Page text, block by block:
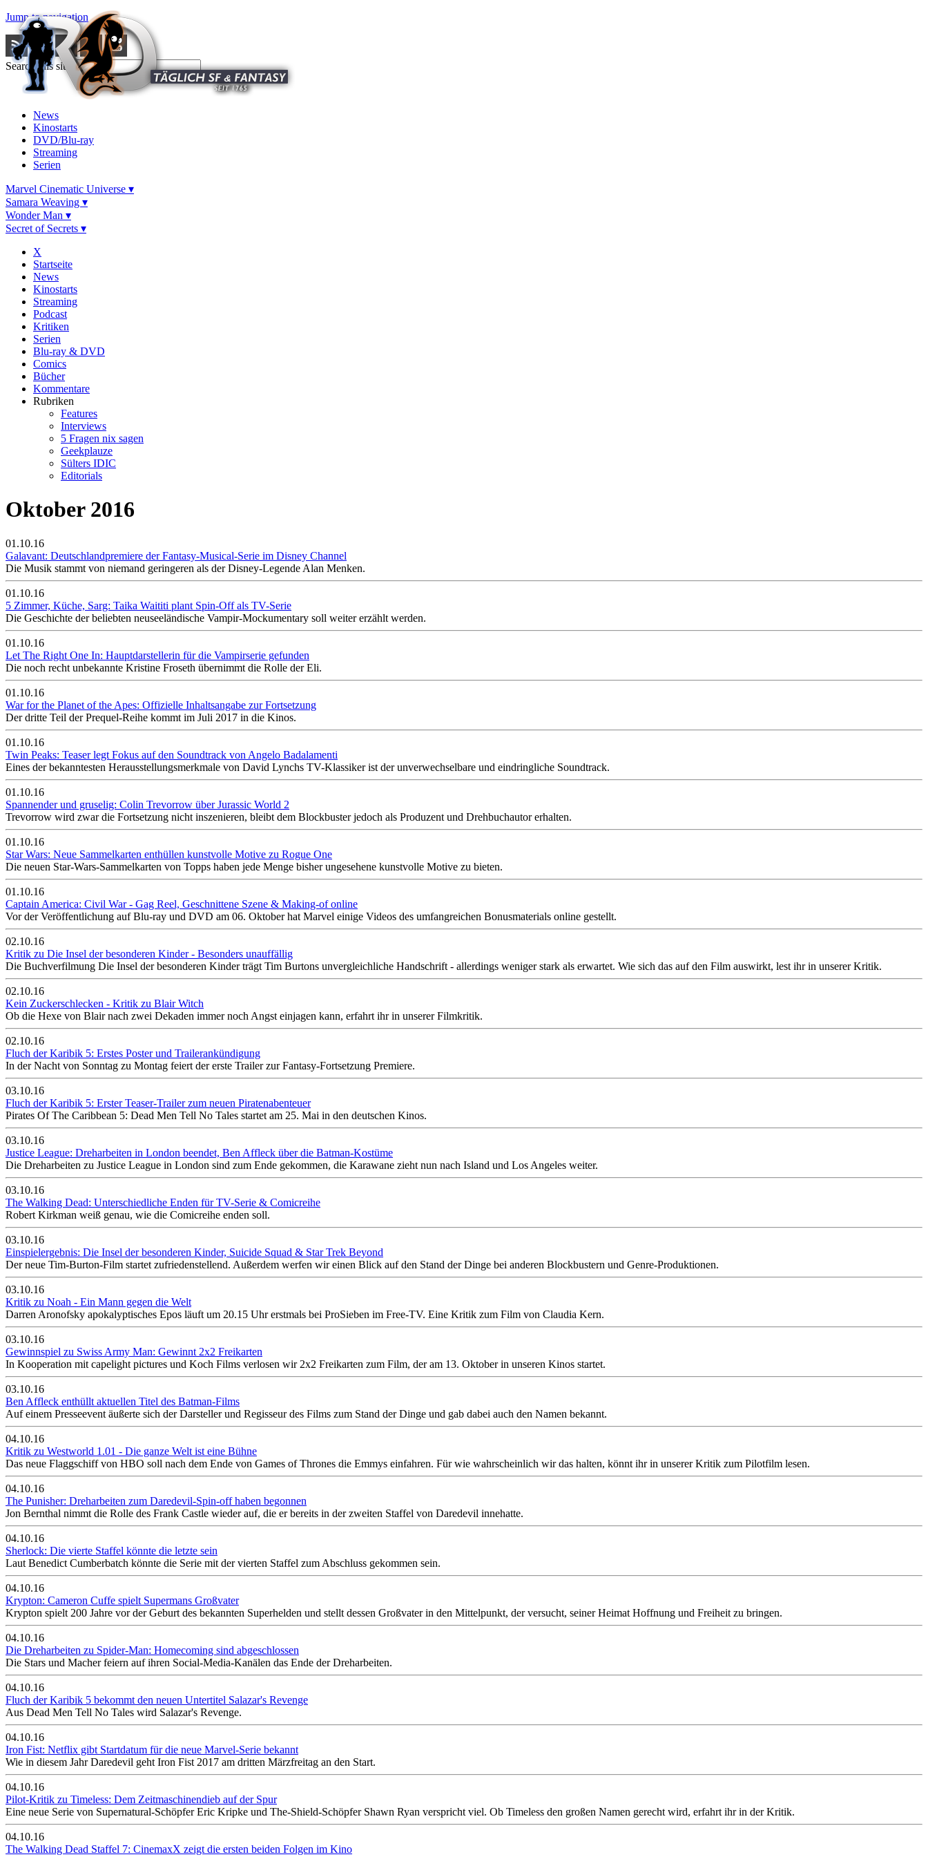
Jump to navigation
Search this site
News
Kinostarts
DVD/Blu-ray
Streaming
Serien
Marvel Cinematic Universe ▾
Samara Weaving ▾
Wonder Man ▾
Secret of Secrets ▾
X
Startseite
News
Kinostarts
Streaming
Podcast
Kritiken
Serien
Blu-ray & DVD
Comics
Bücher
Kommentare
Rubriken
Features
Interviews
5 Fragen nix sagen
Geekplauze
Sülters IDIC
Editorials
Oktober 2016
01.10.16
Galavant: Deutschlandpremiere der Fantasy-Musical-Serie im Disney Channel
Die Musik stammt von niemand geringeren als der Disney-Legende Alan Menken.
01.10.16
5 Zimmer, Küche, Sarg: Taika Waititi plant Spin-Off als TV-Serie
Die Geschichte der beliebten neuseeländische Vampir-Mockumentary soll weiter erzählt werden.
01.10.16
Let The Right One In: Hauptdarstellerin für die Vampirserie gefunden
Die noch recht unbekannte Kristine Froseth übernimmt die Rolle der Eli.
01.10.16
War for the Planet of the Apes: Offizielle Inhaltsangabe zur Fortsetzung
Der dritte Teil der Prequel-Reihe kommt im Juli 2017 in die Kinos.
01.10.16
Twin Peaks: Teaser legt Fokus auf den Soundtrack von Angelo Badalamenti
Eines der bekanntesten Herausstellungsmerkmale von David Lynchs TV-Klassiker ist der unverwechselbare und eindringliche Soundtrack.
01.10.16
Spannender und gruselig: Colin Trevorrow über Jurassic World 2
Trevorrow wird zwar die Fortsetzung nicht inszenieren, bleibt dem Blockbuster jedoch als Produzent und Drehbuchautor erhalten.
01.10.16
Star Wars: Neue Sammelkarten enthüllen kunstvolle Motive zu Rogue One
Die neuen Star-Wars-Sammelkarten von Topps haben jede Menge bisher ungesehene kunstvolle Motive zu bieten.
01.10.16
Captain America: Civil War - Gag Reel, Geschnittene Szene & Making-of online
Vor der Veröffentlichung auf Blu-ray und DVD am 06. Oktober hat Marvel einige Videos des umfangreichen Bonusmaterials online gestellt.
02.10.16
Kritik zu Die Insel der besonderen Kinder - Besonders unauffällig
Die Buchverfilmung Die Insel der besonderen Kinder trägt Tim Burtons unvergleichliche Handschrift - allerdings weniger stark als erwartet. Wie sich das auf den Film auswirkt, lest ihr in unserer Kritik.
02.10.16
Kein Zuckerschlecken - Kritik zu Blair Witch
Ob die Hexe von Blair nach zwei Dekaden immer noch Angst einjagen kann, erfahrt ihr in unserer Filmkritik.
02.10.16
Fluch der Karibik 5: Erstes Poster und Trailerankündigung
In der Nacht von Sonntag zu Montag feiert der erste Trailer zur Fantasy-Fortsetzung Premiere.
03.10.16
Fluch der Karibik 5: Erster Teaser-Trailer zum neuen Piratenabenteuer
Pirates Of The Caribbean 5: Dead Men Tell No Tales startet am 25. Mai in den deutschen Kinos.
03.10.16
Justice League: Dreharbeiten in London beendet, Ben Affleck über die Batman-Kostüme
Die Dreharbeiten zu Justice League in London sind zum Ende gekommen, die Karawane zieht nun nach Island und Los Angeles weiter.
03.10.16
The Walking Dead: Unterschiedliche Enden für TV-Serie & Comicreihe
Robert Kirkman weiß genau, wie die Comicreihe enden soll.
03.10.16
Einspielergebnis: Die Insel der besonderen Kinder, Suicide Squad & Star Trek Beyond
Der neue Tim-Burton-Film startet zufriedenstellend. Außerdem werfen wir einen Blick auf den Stand der Dinge bei anderen Blockbustern und Genre-Produktionen.
03.10.16
Kritik zu Noah - Ein Mann gegen die Welt
Darren Aronofsky apokalyptisches Epos läuft um 20.15 Uhr erstmals bei ProSieben im Free-TV. Eine Kritik zum Film von Claudia Kern.
03.10.16
Gewinnspiel zu Swiss Army Man: Gewinnt 2x2 Freikarten
In Kooperation mit capelight pictures und Koch Films verlosen wir 2x2 Freikarten zum Film, der am 13. Oktober in unseren Kinos startet.
03.10.16
Ben Affleck enthüllt aktuellen Titel des Batman-Films
Auf einem Presseevent äußerte sich der Darsteller und Regisseur des Films zum Stand der Dinge und gab dabei auch den Namen bekannt.
04.10.16
Kritik zu Westworld 1.01 - Die ganze Welt ist eine Bühne
Das neue Flaggschiff von HBO soll nach dem Ende von Games of Thrones die Emmys einfahren. Für wie wahrscheinlich wir das halten, könnt ihr in unserer Kritik zum Pilotfilm lesen.
04.10.16
The Punisher: Dreharbeiten zum Daredevil-Spin-off haben begonnen
Jon Bernthal nimmt die Rolle des Frank Castle wieder auf, die er bereits in der zweiten Staffel von Daredevil innehatte.
04.10.16
Sherlock: Die vierte Staffel könnte die letzte sein
Laut Benedict Cumberbatch könnte die Serie mit der vierten Staffel zum Abschluss gekommen sein.
04.10.16
Krypton: Cameron Cuffe spielt Supermans Großvater
Krypton spielt 200 Jahre vor der Geburt des bekannten Superhelden und stellt dessen Großvater in den Mittelpunkt, der versucht, seiner Heimat Hoffnung und Freiheit zu bringen.
04.10.16
Die Dreharbeiten zu Spider-Man: Homecoming sind abgeschlossen
Die Stars und Macher feiern auf ihren Social-Media-Kanälen das Ende der Dreharbeiten.
04.10.16
Fluch der Karibik 5 bekommt den neuen Untertitel Salazar's Revenge
Aus Dead Men Tell No Tales wird Salazar's Revenge.
04.10.16
Iron Fist: Netflix gibt Startdatum für die neue Marvel-Serie bekannt
Wie in diesem Jahr Daredevil geht Iron Fist 2017 am dritten Märzfreitag an den Start.
04.10.16
Pilot-Kritik zu Timeless: Dem Zeitmaschinendieb auf der Spur
Eine neue Serie von Supernatural-Schöpfer Eric Kripke und The-Shield-Schöpfer Shawn Ryan verspricht viel. Ob Timeless den großen Namen gerecht wird, erfahrt ihr in der Kritik.
04.10.16
The Walking Dead Staffel 7: CinemaxX zeigt die ersten beiden Folgen im Kino